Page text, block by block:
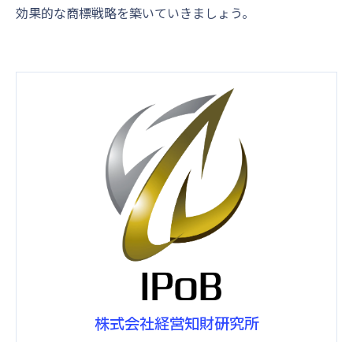
効果的な商標戦略を築いていきましょう。
株式会社経営知財研究所